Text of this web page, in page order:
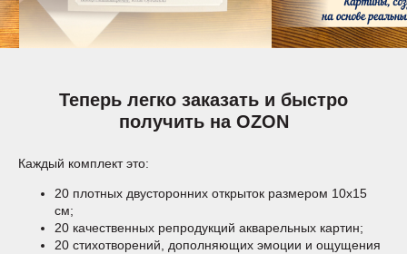
Теперь легко заказать и быстро
получить на OZON
Каждый комплект это:
20 плотных двусторонних открыток размером 10х15
см;
20 качественных репродукций акварельных картин;
20 стихотворений, дополняющих эмоции и ощущения